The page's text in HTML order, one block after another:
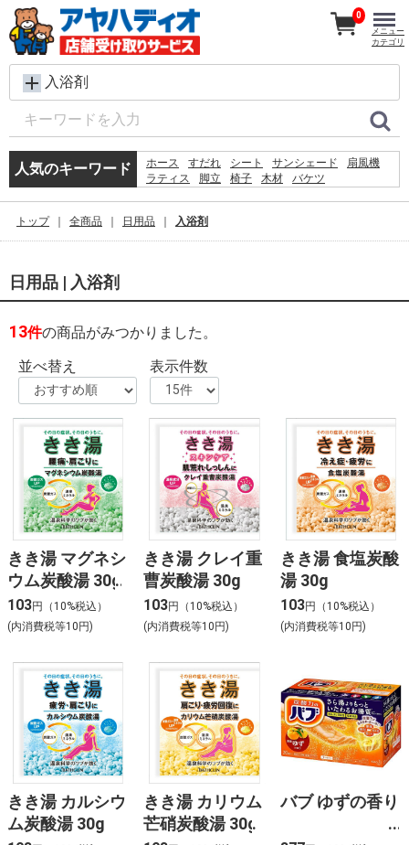
入浴剤
人気のキーワード ホース すだれ シート サンシェード
扇風機
ラティス
脚立 椅子 木材
バケツ
空調服
0
メニュー
カテゴリ
トップ 全商品 日用品 入浴剤
日用品 | 入浴剤
13件の商品がみつかりました。
並べ替え
表示件数
きき湯 マグネシ
ウム炭酸湯 30g
103円（10%税込）
(内消費税等10円)
きき湯 クレイ重
曹炭酸湯 30g
103円（10%税込）
(内消費税等10円)
きき湯 食塩炭酸
湯 30g
103円（10%税込）
(内消費税等10円)
きき湯 カルシウ
ム炭酸湯 30g
きき湯 カリウム
芒硝炭酸湯 30g
バブ ゆずの香り